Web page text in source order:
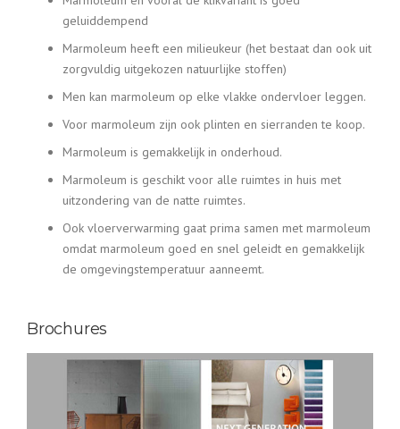
geluiddempend
Marmoleum heeft een milieukeur (het bestaat dan ook uit
zorgvuldig uitgekozen natuurlijke stoffen)
Men kan marmoleum op elke vlakke ondervloer leggen.
Voor marmoleum zijn ook plinten en sierranden te koop.
Marmoleum is gemakkelijk in onderhoud.
Marmoleum is geschikt voor alle ruimtes in huis met
uitzondering van de natte ruimtes.
Ook vloerverwarming gaat prima samen met marmoleum
omdat marmoleum goed en snel geleidt en gemakkelijk
de omgevingstemperatuur aanneemt.
Brochures